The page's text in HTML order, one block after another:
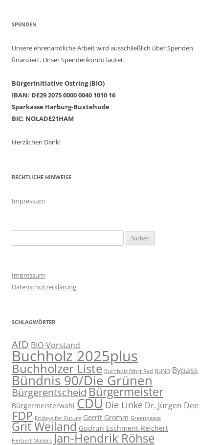
SPENDEN
Unsere ehrenamtliche Arbeit wird ausschließlich über Spenden
finanziert. Unser Spendenkonto lautet:
BürgerInitiative Ostring (BIO)
IBAN: DE29 2075 0000 0040 1010 16
Sparkasse Harburg-Buxtehude
BIC: NOLADE21HAM
Herzlichen Dank!
RECHTLICHE HINWEISE
Impressum
nach:
Impressum
Datenschutzerklärung
SCHLAGWÖRTER
AfD BIO-Vorstand
Buchholz 2025plus
Buchholzer Liste Buchholz fährt Rad BUND Bypass
Bündnis 90/Die Grünen
BürgerentscheidBürgermeister
Bürgermeisterwahl CDU Die Linke Dr. Jürgen Dee
FDP Fridays for Future Gerrit Gromm Greenpeace
Grit Weiland Gudrun Eschment-Reichert
Herbert Maliers Jan-Hendrik Röhse